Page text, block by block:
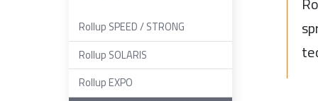
Rollup SPEED / STRONG
Rollup SOLARIS
Rollup EXPO